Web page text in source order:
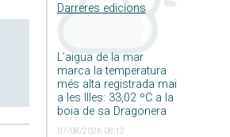
Darreres edicions
L’aigua de la mar
marca la temperatura
més alta registrada mai
a les Illes: 33,02 ºC a la
boia de sa Dragonera
07/08/2026 08:12